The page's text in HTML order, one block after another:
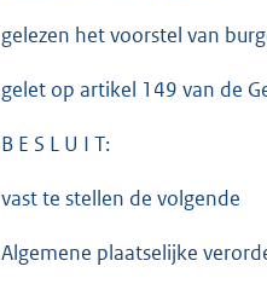
gelezen het voorstel van
gelet op artikel 149 van de
B E S L U I T:
vast te stellen de volgende
Algemene plaatselijke